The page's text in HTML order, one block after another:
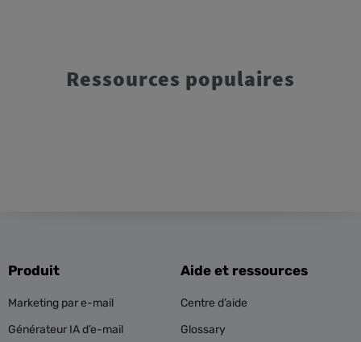
Ressources populaires
Produit
Marketing par e-mail
Générateur IA d’e-mail
Aide et ressources
Centre d’aide
Glossary